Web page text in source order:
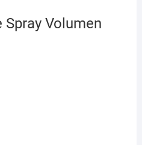
Volumen